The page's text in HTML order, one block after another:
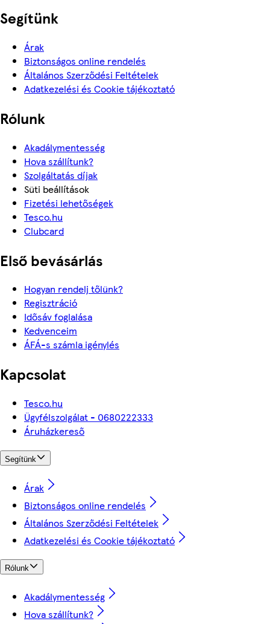
Segítünk
Árak
Biztonságos online rendelés
Általános Szerződési Feltételek
Adatkezelési és Cookie tájékoztató
Rólunk
Akadálymentesség
Hova szállítunk?
Szolgáltatás díjak
Süti beállítások
Fizetési lehetőségek
Tesco.hu
Clubcard
Első bevásárlás
Hogyan rendelj tőlünk?
Regisztráció
Idősáv foglalása
Kedvenceim
ÁFÁ-s számla igénylés
Kapcsolat
Tesco.hu
Ügyfélszolgálat - 0680222333
Áruházkereső
Segítünk
Árak
Biztonságos online rendelés
Általános Szerződési Feltételek
Adatkezelési és Cookie tájékoztató
Rólunk
Akadálymentesség
Hova szállítunk?